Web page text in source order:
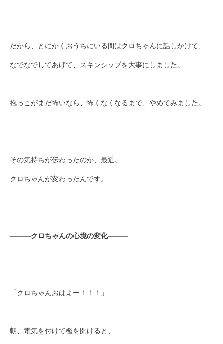
だから、とにかくおうちにいる間はクロちゃんに話しかけて、
なでなでしてあげて、スキンシップを大事にしました。
抱っこがまだ怖いなら、怖くなくなるまで、やめてみました。
その気持ちが伝わったのか、最近。
クロちゃんが変わったんです。
―――クロちゃんの心境の変化―――
「クロちゃんおはよー！！！」
朝、電気を付けて檻を開けると、